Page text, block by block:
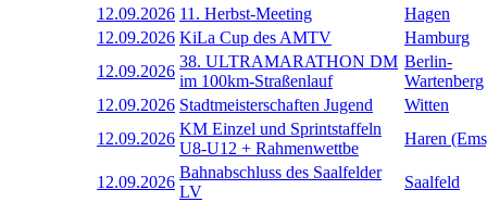
12.09.2026 11. Herbst-Meeting
Hagen
12.09.2026 KiLa Cup des AMTV
Hamburg
12.09.2026
38. ULTRAMARATHON DM
im 100km-Straßenlauf
Berlin-
Wartenberg
12.09.2026 Stadtmeisterschaften Jugend
Witten
12.09.2026
KM Einzel und Sprintstaffeln
U8-U12 + Rahmenwettbe
Haren
12.09.2026
Bahnabschluss des Saalfelder
LV
Saalfeld